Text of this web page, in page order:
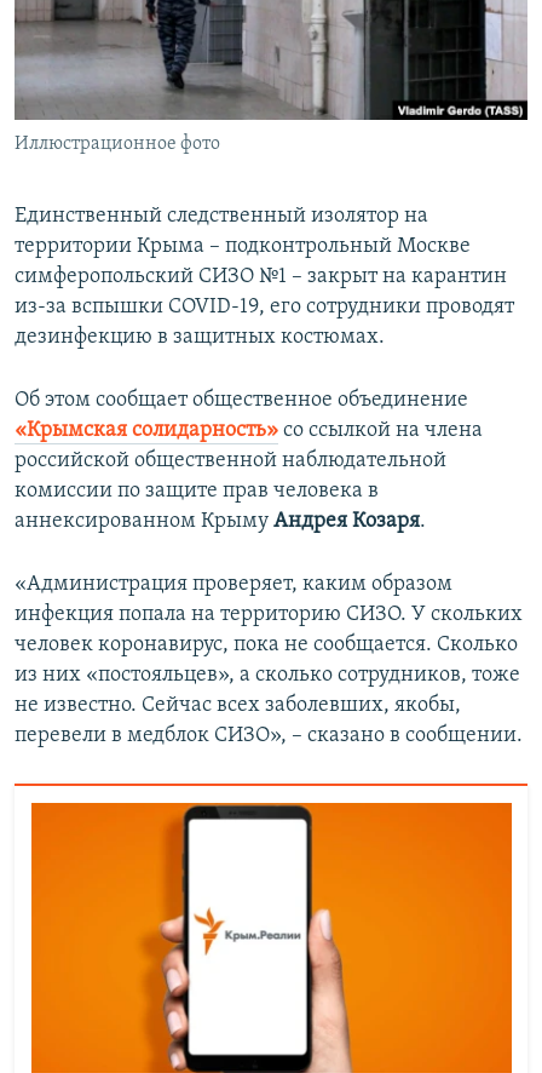
ПОБЕДИТЕЛЕЙ НЕ СУДЯТ?
КРЫМ.НЕПОКОРЕННЫЙ
УКРАИНСКАЯ ПРОБЛЕМА КРЫМА
ПРИСОЕДИНЯЙТЕСЬ!
Иллюстрационное фото
Единственный следственный изолятор на
территории Крыма – подконтрольный Москве
симферопольский СИЗО №1 – закрыт на карантин
из-за вспышки COVID-19, его сотрудники проводят
дезинфекцию в защитных костюмах.
Об этом сообщает общественное объединение
«Крымская солидарность» со ссылкой на члена
российской общественной наблюдательной
комиссии по защите прав человека в
аннексированном Крыму Андрея Козаря.
«Администрация проверяет, каким образом
инфекция попала на территорию СИЗО. У скольких
человек коронавирус, пока не сообщается. Сколько
из них «постояльцев», а сколько сотрудников, тоже
не известно. Сейчас всех заболевших, якобы,
перевели в медблок СИЗО», – сказано в сообщении.